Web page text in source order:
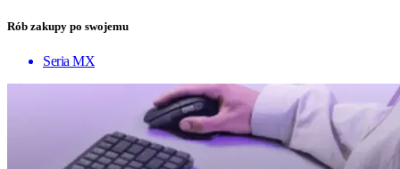
Rób zakupy po swojemu
Seria MX